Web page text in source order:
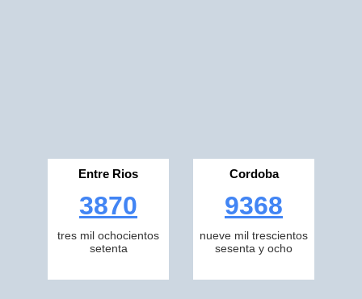
Entre Rios
3870
tres mil ochocientos
setenta
Cordoba
9368
nueve mil trescientos
sesenta y ocho